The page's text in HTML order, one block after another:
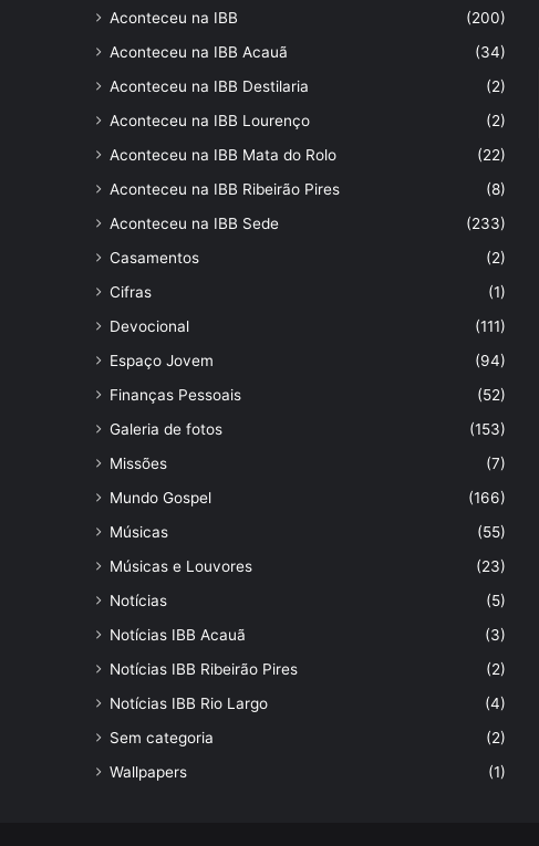
Aconteceu na IBB
(200)
Aconteceu na IBB Acauã
(34)
Aconteceu na IBB Destilaria
(2)
Aconteceu na IBB Lourenço
(2)
Aconteceu na IBB Mata do Rolo
(22)
Aconteceu na IBB Ribeirão Pires
(8)
Aconteceu na IBB Sede
(233)
Casamentos
(2)
Cifras
(1)
Devocional
(111)
Espaço Jovem
(94)
Finanças Pessoais
(52)
Galeria de fotos
(153)
Missões
(7)
Mundo Gospel
(166)
Músicas
(55)
Músicas e Louvores
(23)
Notícias
(5)
Notícias IBB Acauã
(3)
Notícias IBB Ribeirão Pires
(2)
Notícias IBB Rio Largo
(4)
Sem categoria
(2)
Wallpapers
(1)